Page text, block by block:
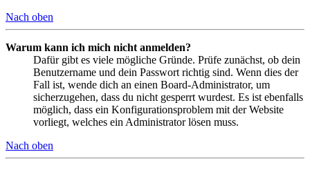
Nach oben
Warum kann ich mich nicht anmelden?
Dafür gibt es viele mögliche Gründe. Prüfe zunächst, ob dein
Benutzername und dein Passwort richtig sind. Wenn dies der
Fall ist, wende dich an einen Board-Administrator, um
sicherzugehen, dass du nicht gesperrt wurdest. Es ist ebenfalls
möglich, dass ein Konfigurationsproblem mit der Website
vorliegt, welches ein Administrator lösen muss.
Nach oben